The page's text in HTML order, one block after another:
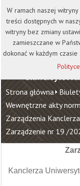
Wirtualna Uczelnia
Uniwersytet
Strona główna
Wewnętrzne akty
Zarządzenia
Zarządzenie nr 19 /
Kanclerza
W ramach naszej
treści dostępnych w
witryny bez zmiany
zamieszczane w
dokonać w każdym